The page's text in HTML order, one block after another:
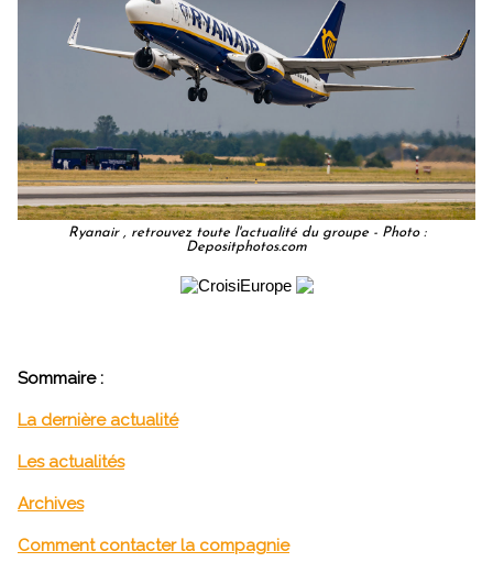
Ryanair , retrouvez toute l'actualité du groupe - Photo :
Depositphotos.com
Sommaire :
La dernière actualité
Les actualités
Archives
Comment contacter la compagnie